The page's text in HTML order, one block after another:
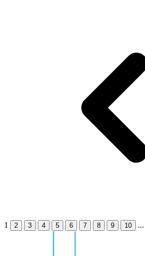
1 2 3 4 5 6 7 8 9 10 ...